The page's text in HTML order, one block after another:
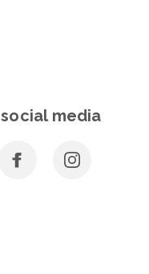
social media